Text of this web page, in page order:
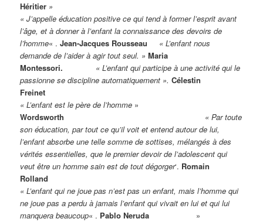
Héritier
« J’appelle éducation positive ce qui tend à former l’esprit avant
l’âge, et à donner à l’enfant la connaissance des devoirs de
l’homme« .Jean-Jacques Rousseau « L’enfant nous
demande de l’aider à agir tout seul. » Maria
Montessori. « L’enfant qui participe à une activité qui le
passionne se discipline automatiquement ». Célestin
« L’enfant est le père de l’homme »
Wordsworth « Par toute
son éducation, par tout ce qu’il voit et entend autour de lui,
l’enfant absorbe une telle somme de sottises, mélangés à des
vérités essentielles, que le premier devoir de l’adolescent qui
veut être un homme sain est de tout dégorger‘. Romain
« L’enfant qui ne joue pas n’est pas un enfant, mais l’homme qui
ne joue pas a perdu à jamais l’enfant qui vivait en lui et qui lui
manquera beaucoup« . Pablo Neruda »